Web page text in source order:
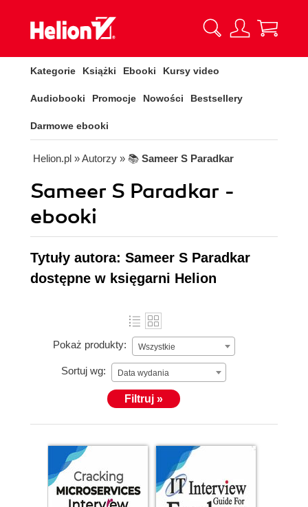
Kategorie Książki Ebooki Kursy video
Audiobooki Promocje Nowości Bestsellery
Darmowe ebooki
Helion.pl » Autorzy » 📚 Sameer S Paradkar
Sameer S Paradkar -
ebooki
Tytuły autora: Sameer S Paradkar
dostępne w księgarni Helion
Pokaż produkty: Wszystkie
Sortuj wg: Data wydania
Filtruj »